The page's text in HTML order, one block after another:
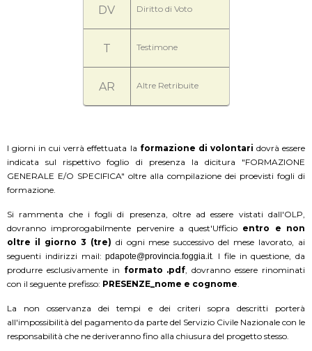
DV Diritto di Voto
T Testimone
AR Altre Retribuite
I giorni in cui verrà effettuata la formazione di volontari dovrà essere
indicata sul rispettivo foglio di presenza la dicitura "FORMAZIONE
GENERALE E/O SPECIFICA" oltre alla compilazione dei proevisti fogli di
formazione.
Si rammenta che i fogli di presenza, oltre ad essere vistati dall'OLP,
dovranno improrogabilmente pervenire a quest'Ufficio entro e non
oltre il giorno 3 (tre) di ogni mese successivo del mese lavorato, ai
seguenti indirizzi mail:pdapote@provincia.foggia.it. I file in questione, da
produrre esclusivamente in formato .pdf, dovranno essere rinominati
con il seguente prefisso: PRESENZE_nome e cognome.
La non osservanza dei tempi e dei criteri sopra descritti porterà
all'impossibilità del pagamento da parte del Servizio Civile Nazionale con le
responsabilità che ne deriveranno fino alla chiusura del progetto stesso.